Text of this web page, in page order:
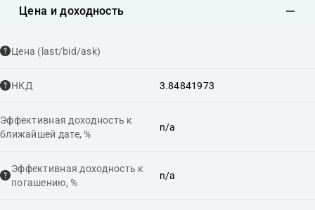
Цена и доходность
Цена (last/bid/ask)
НКД 3.84841973
Эффективная доходность к
ближайшей дате, %
n/a
Эффективная доходность к
погашению, %
n/a